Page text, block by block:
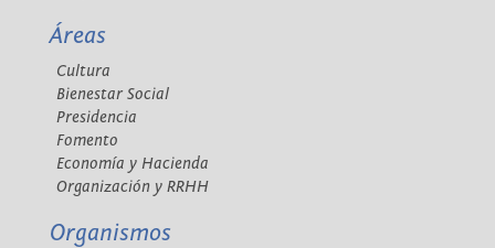
Áreas
Cultura
Bienestar Social
Presidencia
Fomento
Economía y Hacienda
Organización y RRHH
Organismos